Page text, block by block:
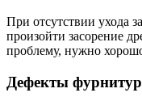
При отсутствии ухода
произойти засорение
проблему, нужно
Дефекты